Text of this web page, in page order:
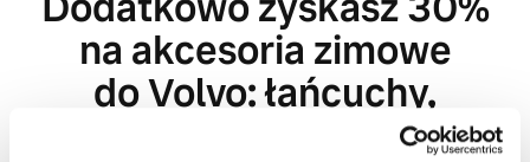
na akcesoria zimowe
do Volvo: łańcuchy,
skarpety, relingi bagażnik…